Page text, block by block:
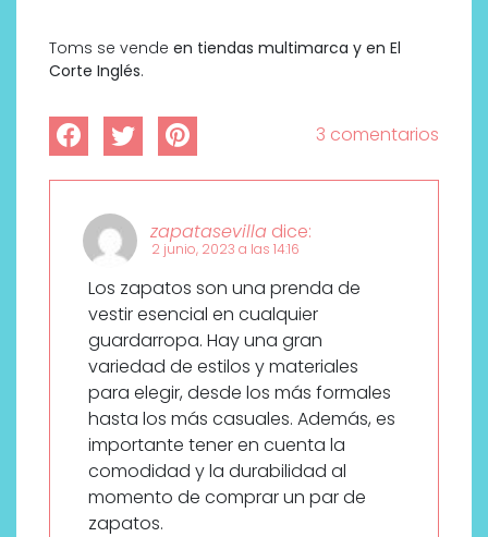
Toms se vende en tiendas multimarca y en El
Corte Inglés.
3 comentarios
zapatasevilla dice:
2 junio, 2023 a las 14:16
Los zapatos son una prenda de
vestir esencial en cualquier
guardarropa. Hay una gran
variedad de estilos y materiales
para elegir, desde los más formales
hasta los más casuales. Además, es
importante tener en cuenta la
comodidad y la durabilidad al
momento de comprar un par de
zapatos.